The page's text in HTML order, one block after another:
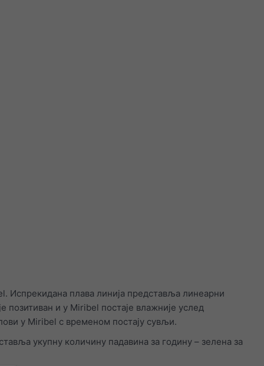
Испрекидана плава линија представља линеарни
позитиван и у Miribel постаје влажније услед
у Miribel с временом постају сувљи.
укупну количину падавина за годину – зелена за